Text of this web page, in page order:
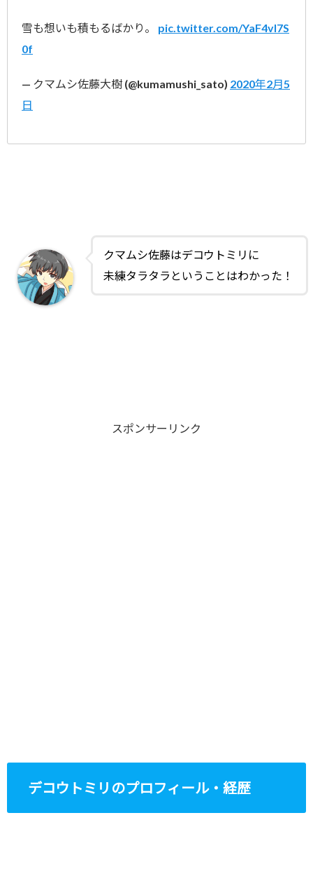
雪も想いも積もるばかり。 pic.twitter.com/YaF4vI7S
0f
— クマムシ佐藤大樹 (@kumamushi_sato) 2020年2月5
日
クマムシ佐藤はデコウトミリに
未練タラタラということはわかった！
スポンサーリンク
デコウトミリのプロフィール・経歴